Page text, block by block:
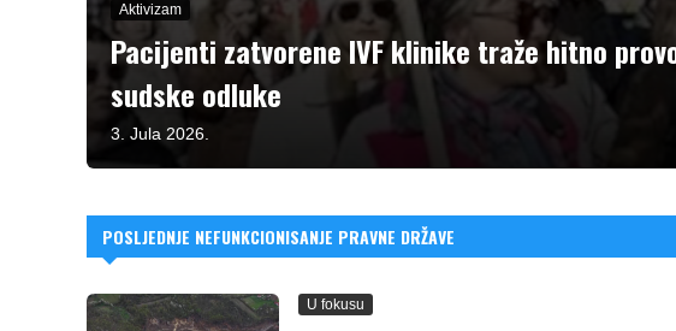
Aktivizam
Pacijenti zatvorene IVF klinike traže hitno
sudske odluke
3. Jula 2026.
POSLJEDNJE NEFUNKCIONISANJE PRAVNE DRŽAVE
U fokusu